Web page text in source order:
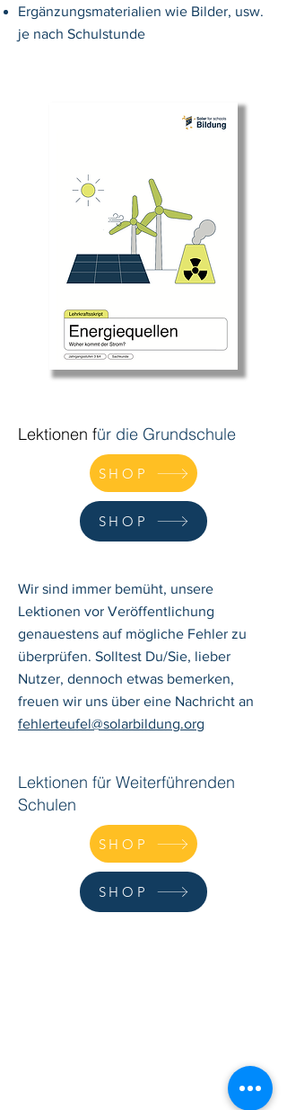
Ergänzungsmaterialien wie Bilder, usw.
je nach Schulstunde
Lektionen für die Grundschule
SHOP
SHOP
Wir sind immer bemüht, unsere
Lektionen vor Veröffentlichung
genauestens auf mögliche Fehler zu
überprüfen. Solltest Du/Sie, lieber
Nutzer, dennoch etwas bemerken,
freuen wir uns über eine Nachricht an
fehlerteufel@solarbildung.org
Lektionen für Weiterführenden
Schulen
SHOP
SHOP